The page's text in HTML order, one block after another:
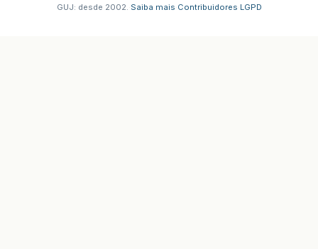
GUJ: desde 2002. Saiba mais Contribuidores LGPD